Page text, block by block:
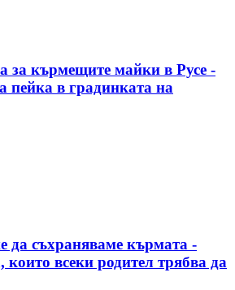
за кърмещите майки в Русе -
пейка в градинката на
да съхраняваме кърмата -
всеки родител трябва да